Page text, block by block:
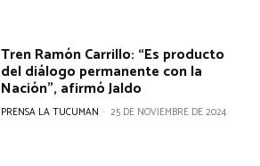
Tren Ramón Carrillo: “Es producto
del diálogo permanente con la
Nación”, afirmó Jaldo
PRENSA LA TUCUMAN - 25 DE NOVIEMBRE DE 2024